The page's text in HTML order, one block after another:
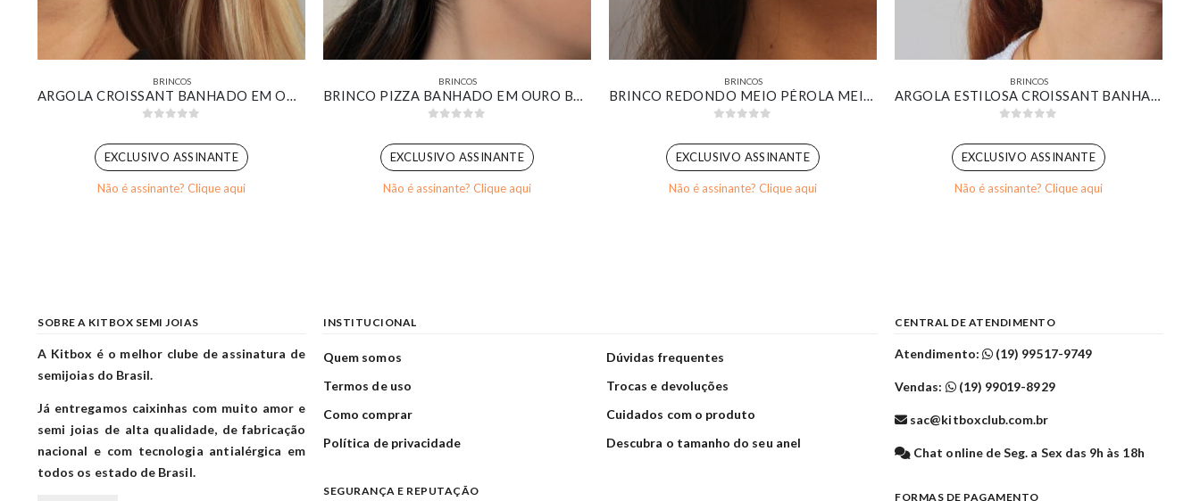
BRINCOS
ARGOLA CROISSANT BANHADO EM OURO 18K
EXCLUSIVO ASSINANTE
Não é assinante? Clique aqui
BRINCOS
BRINCO PIZZA BANHADO EM OURO BRANCO
EXCLUSIVO ASSINANTE
Não é assinante? Clique aqui
BRINCOS
BRINCO REDONDO MEIO PÉROLA MEIO CRAVEJADO BANHADO EM OURO BRANCO
EXCLUSIVO ASSINANTE
Não é assinante? Clique aqui
BRINCOS
ARGOLA ESTILOSA CROISSANT BANHADA EM OURO 18K
EXCLUSIVO ASSINANTE
Não é assinante? Clique aqui
SOBRE A KITBOX SEMI JOIAS
A Kitbox é o melhor clube de assinatura de
semijoias do Brasil.
Já entregamos caixinhas com muito amor e
semi joias de alta qualidade, de fabricação
nacional e com tecnologia antialérgica em
todos os estado de Brasil.
INSTITUCIONAL
Quem somos
Termos de uso
Como comprar
Política de privacidade
Dúvidas frequentes
Trocas e devoluções
Cuidados com o produto
Descubra o tamanho do seu anel
SEGURANÇA E REPUTAÇÃO
CENTRAL DE ATENDIMENTO
Atendimento: (19) 99517-9749
Vendas: (19) 99019-8929
sac@kitboxclub.com.br
Chat online de Seg. a Sex das 9h às 18h
FORMAS DE PAGAMENTO